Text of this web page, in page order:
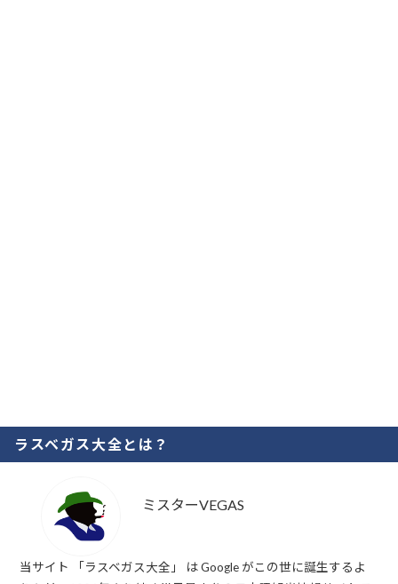
ラスベガス大全とは？
ミスターVEGAS
当サイト 「ラスベガス大全」 は Google がこの世に誕生するよ